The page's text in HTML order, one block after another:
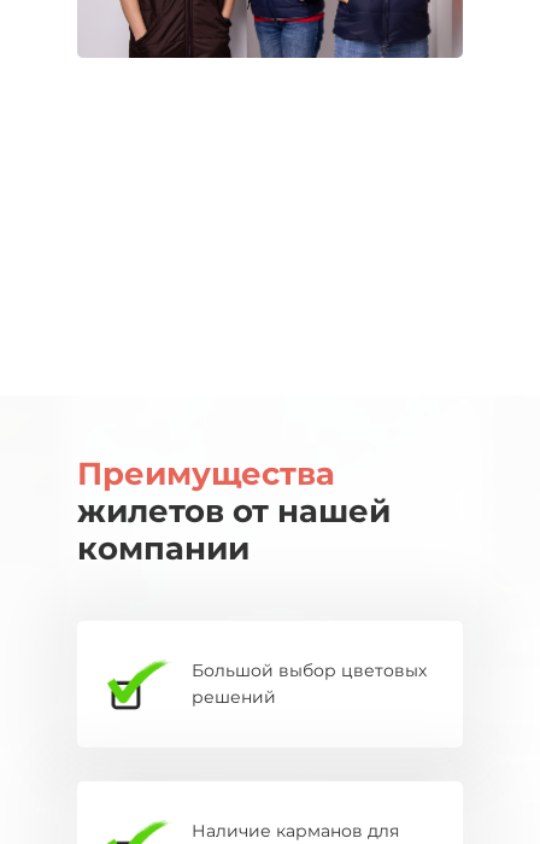
Преимущества
жилетов от нашей
компании
Наличие карманов для
Большой выбор цветовых
решений